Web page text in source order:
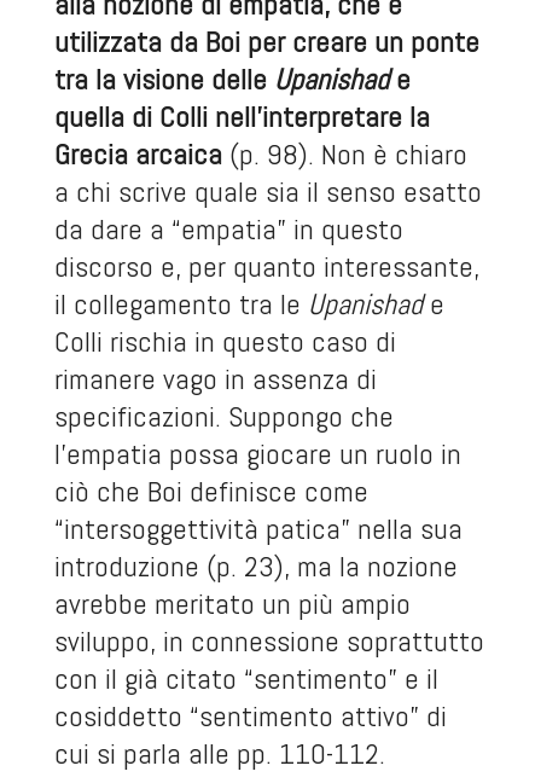
utilizzata da Boi per creare un ponte
tra la visione delle Upanishade
quella di Colli nell’interpretare la
Grecia arcaica(p. 98). Non è chiaro
a chi scrive quale sia il senso esatto
da dare a “empatia” in questo
discorso e, per quanto interessante,
il collegamento tra le Upanishade
Colli rischia in questo caso di
rimanere vago in assenza di
specificazioni. Suppongo che
l’empatia possa giocare un ruolo in
ciò che Boi definisce come
“intersoggettività patica” nella sua
introduzione (p. 23), ma la nozione
avrebbe meritato un più ampio
sviluppo, in connessione soprattutto
con il già citato “sentimento” e il
cosiddetto “sentimento attivo” di
cui si parla alle pp. 110-112.